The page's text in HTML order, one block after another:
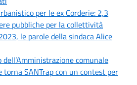
per le ex Corderie: 2,3
pubbliche per la collettività
le parole della sindaca Alice
comunale
torna SANTrap con un contest per